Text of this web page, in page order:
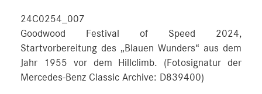
24C0254_007
Goodwood Festival of Speed 2024,
Startvorbereitung des „Blauen Wunders“ aus dem
Jahr 1955 vor dem Hillclimb. (Fotosignatur der
Mercedes-Benz Classic Archive: D839400)